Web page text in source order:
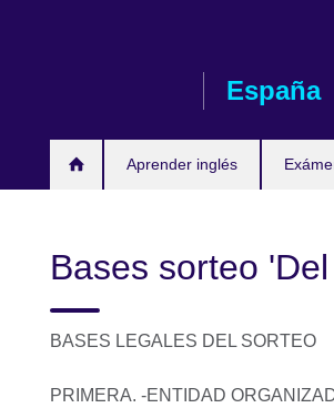
España
Aprender inglés
Bases sorteo
BASES LEGALES DEL SORTEO
PRIMERA. -ENTIDAD